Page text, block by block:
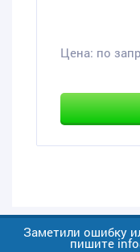
Цена: по
Заметили ошибку
пишите